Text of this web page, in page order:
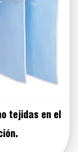
tejidas en el